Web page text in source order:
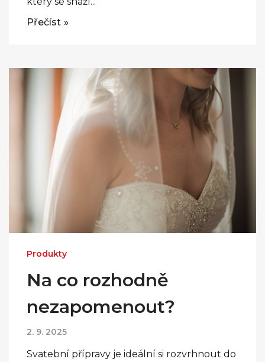
Přečíst
Produkty
Na co rozhodně
nezapomenout?
2. 9. 2025
Svatební přípravy je ideální si rozvrhnout do